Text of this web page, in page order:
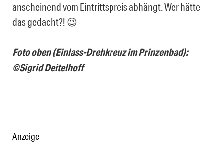
anscheinend vom Eintrittspreis abhängt. Wer hätte
das gedacht?! 😉
Foto oben (Einlass-Drehkreuz im Prinzenbad):
©Sigrid Deitelhoff
Anzeige